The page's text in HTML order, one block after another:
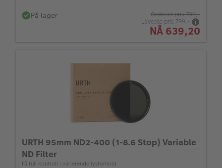
På lager Ordinær pris799,-
Laveste pris 799,-
NÅ 639,20
URTH 95mm ND2-400 (1-8.6 Stop) Variable
ND Filter
Få full kontroll i varierende lysforhold